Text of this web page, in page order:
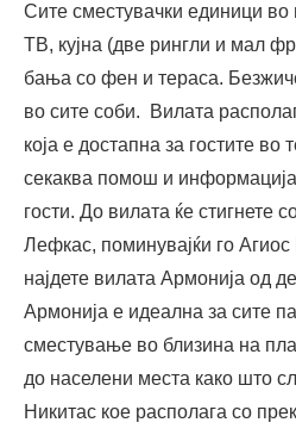
Сите сместувачки единици
ТВ, кујна (две рингли и мал
бања со фен и тераса.
во сите соби. Вилата
која е достапна за гостите во
секаква помош и
гости. До вилата ќе стигнете
Лефкас, поминувајќи го Агиос
најдете вилата Армонија од
Армонија е идеална за сите
сместување во близина на
до населени места како што
Никитас кое располага со